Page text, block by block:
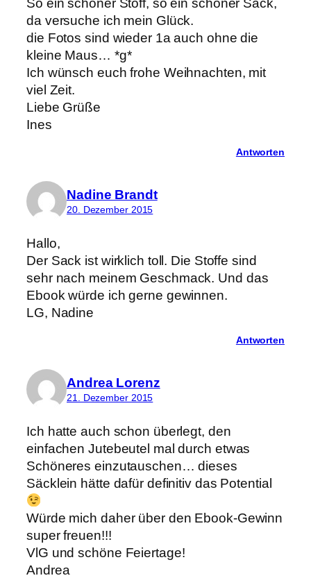
So ein schöner Stoff, so ein schöner Sack,
da versuche ich mein Glück.
die Fotos sind wieder 1a auch ohne die
kleine Maus… *g*
Ich wünsch euch frohe Weihnachten, mit
viel Zeit.
Liebe Grüße
Ines
Antworten
Nadine Brandt
20. Dezember 2015
Hallo,
Der Sack ist wirklich toll. Die Stoffe sind
sehr nach meinem Geschmack. Und das
Ebook würde ich gerne gewinnen.
LG, Nadine
Antworten
Andrea Lorenz
21. Dezember 2015
Ich hatte auch schon überlegt, den
einfachen Jutebeutel mal durch etwas
Schöneres einzutauschen… dieses
Säcklein hätte dafür definitiv das Potential
Würde mich daher über den Ebook-Gewinn
super freuen!!!
VlG und schöne Feiertage!
Andrea